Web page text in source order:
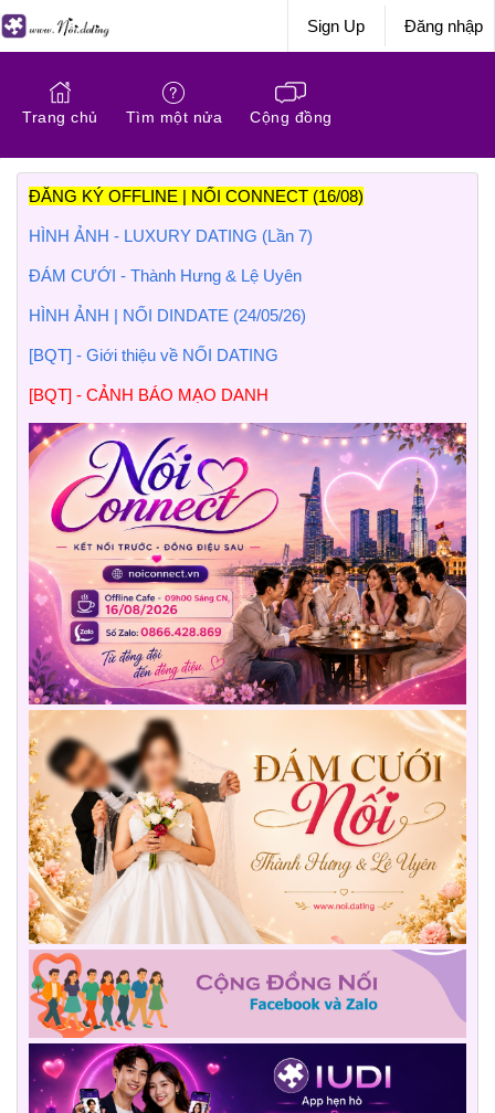
Sign Up Đăng nhập
Trang chủ Tìm một nửa Cộng đồng
ĐĂNG KÝ OFFLINE | NỐI CONNECT (16/08)
HÌNH ẢNH - LUXURY DATING (Lần 7)
ĐÁM CƯỚI - Thành Hưng & Lệ Uyên
HÌNH ẢNH | NỐI DINDATE (24/05/26)
[BQT] - Giới thiệu về NỐI DATING
[BQT] - CẢNH BÁO MẠO DANH